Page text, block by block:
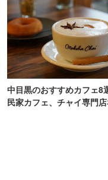
中目黒のおすすめカフェ8
民家カフェ、チャイ専門